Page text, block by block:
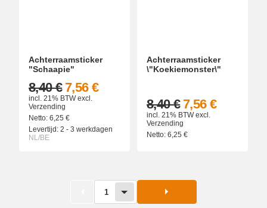
Achterraamsticker
"Schaapie"
7,56 €
8,40 €
incl. 21% BTWexcl.
Verzending
Netto: 6,25 €
Levertijd: 2 - 3 werkdagen
NL/BE
Achterraamsticker
\"Koekiemonster\"
7,56 €
8,40 €
incl. 21% BTWexcl.
Verzending
Netto: 6,25 €
1